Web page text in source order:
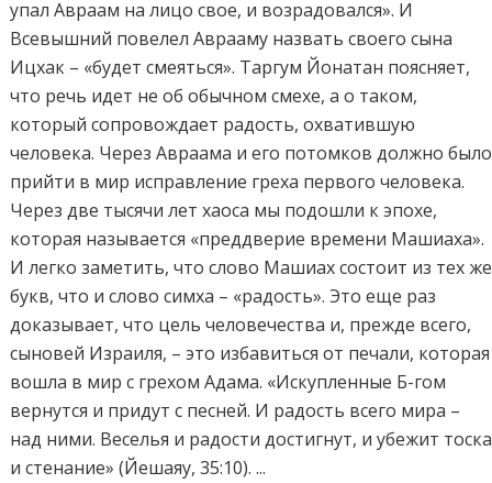
упал Авраам на лицо свое, и возрадовался». И
Всевышний повелел Аврааму назвать своего сына
Ицхак – «будет смеяться». Таргум Йонатан поясняет,
что речь идет не об обычном смехе, а о таком,
который сопровождает радость, охватившую
человека. Через Авраама и его потомков должно было
прийти в мир исправление греха первого человека.
Через две тысячи лет хаоса мы подошли к эпохе,
которая называется «преддверие времени Машиаха».
И легко заметить, что слово Машиах состоит из тех же
букв, что и слово симха – «радость». Это еще раз
доказывает, что цель человечества и, прежде всего,
сыновей Израиля, – это избавиться от печали, которая
вошла в мир с грехом Адама. «Искупленные Б-гом
вернутся и придут с песней. И радость всего мира –
над ними. Веселья и радости достигнут, и убежит тоска
и стенание» (Йешаяу, 35:10). ...